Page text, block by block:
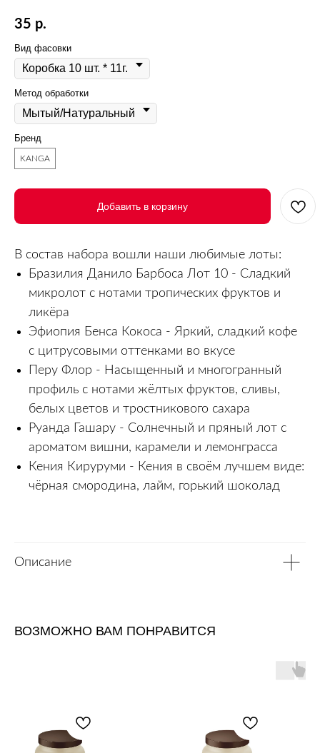
35 р.
Вид фасовки
Метод обработки
Бренд
KANGA
Добавить в корзину
В состав набора вошли наши любимые лоты:
Бразилия Данило Барбоса Лот 10 - Сладкий
микролот с нотами тропических фруктов и
ликёра
Эфиопия Бенса Кокоса - Яркий, сладкий кофе
с цитрусовыми оттенками во вкусе
Перу Флор - Насыщенный и многогранный
профиль с нотами жёлтых фруктов, сливы,
белых цветов и тростникового сахара
Руанда Гашару - Солнечный и пряный лот с
ароматом вишни, карамели и лемонграсса
Кения Кируруми - Кения в своём лучшем виде:
чёрная смородина, лайм, горький шоколад
Описание
ВОЗМОЖНО ВАМ ПОНРАВИТСЯ